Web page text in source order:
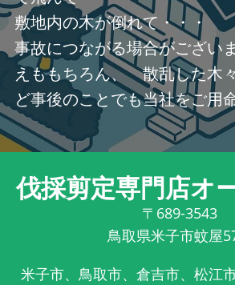
敷地内の木が倒れて・・・
事故につながる場合がござい
えももちろん、 散乱した木
ど事後のことでも当社をご用
伐採剪定専門店オ
〒689-3543
鳥取県米子市蚊屋
米子市、鳥取市、倉吉市、松江